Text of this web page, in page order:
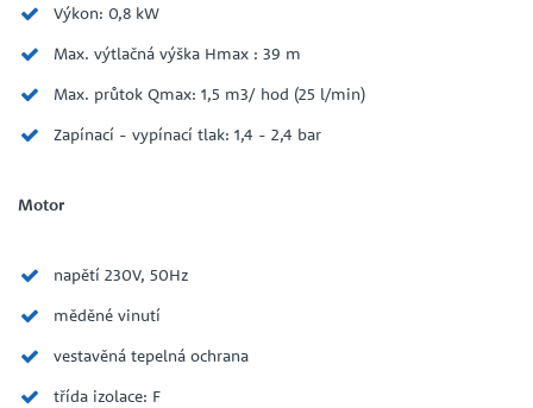
Výkon: 0,8 kW
Max. výtlačná výška Hmax : 39 m
Max. průtok Qmax: 1,5 m3/ hod (25 l/min)
Zapínací - vypínací tlak: 1,4 - 2,4 bar
Motor
napětí 230V, 50Hz
měděné vinutí
vestavěná tepelná ochrana
třída izolace: F